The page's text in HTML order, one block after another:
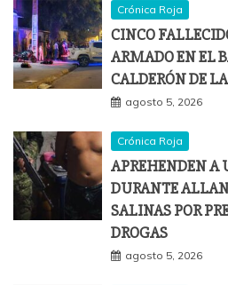
Crónica Roja
CINCO
ARMADO EN EL
CALDERÓN DE
agosto 5, 2026
Crónica Roja
APREHENDEN A
DURANTE
SALINAS POR
DROGAS
agosto 5, 2026